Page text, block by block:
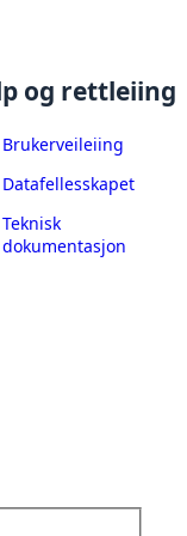
og rettleiing
Brukerveileiing
Datafellesskapet
Teknisk
dokumentasjon